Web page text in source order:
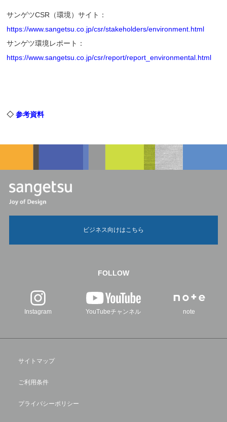
サンゲツCSR（環境）サイト：
https://www.sangetsu.co.jp/csr/stakeholders/environment.html
サンゲツ環境レポート：
https://www.sangetsu.co.jp/csr/report/report_environmental.html
◇参考資料
ビジネス向けはこちら
FOLLOW
Instagram YouTubeチャンネル note
サイトマップ
ご利用条件
プライバシーポリシー